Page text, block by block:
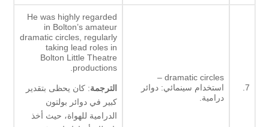
7.
dramatic circles –
استخدام سينمائي: دوائر
درامية.
He was highly regarded
in Bolton’s amateur
dramatic circles, regularly
taking lead roles in
Bolton Little Theatre
productions.
الترجمة: كان يحظى بتقدير
كبير في دوائر بولتون
الدرامية للهواة، حيث أخذ